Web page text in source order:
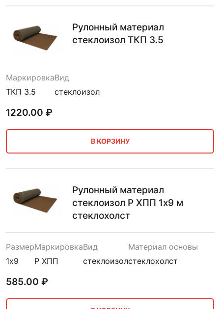
Рулонный материал
стеклоизол ТКП 3.5
Маркировка
ТКП 3.5
Вид
стеклоизол
1220.00 ₽
В КОРЗИНУ
Рулонный материал
стеклоизол Р ХПП 1х9 м
стеклохолст
Размер
1х9
Маркировка
Р ХПП
Вид
стеклоизол
Материал основы
стеклохолст
585.00 ₽